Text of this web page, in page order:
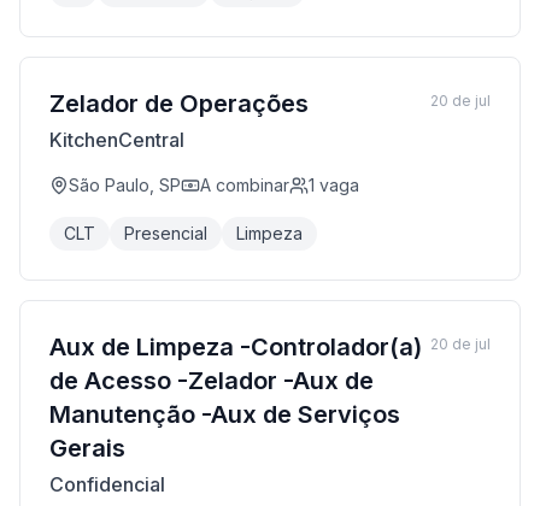
Zelador de Operações
KitchenCentral
São Paulo, SP A combinar 1 vaga
CLT Presencial Limpeza
20 de jul
Aux de Limpeza -Controlador(a)
de Acesso -Zelador -Aux de
Manutenção -Aux de Serviços
Gerais
Confidencial
20 de jul